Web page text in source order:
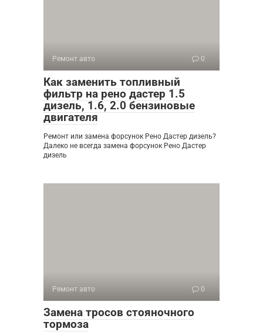
Ремонт авто 0
Как заменить топливный
фильтр на рено дастер 1.5
дизель, 1.6, 2.0 бензиновые
двигателя
Ремонт или замена форсунок Рено Дастер дизель?
Далеко не всегда замена форсунок Рено Дастер
дизель
Ремонт авто 0
Замена тросов стояночного
тормоза